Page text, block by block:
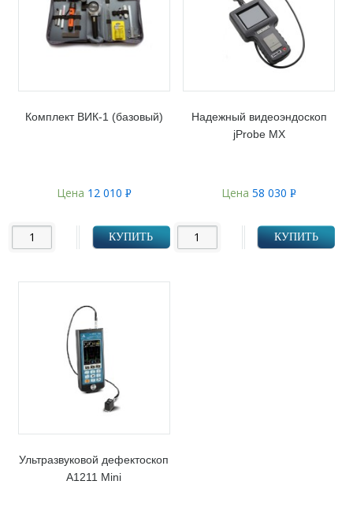
Комплект ВИК-1 (базовый)
Цена 12 010 Р
КУПИТЬ
Надежный видеоэндоскоп
jProbe MX
Цена58 030Р
КУПИТЬ
Ультразвуковой дефектоскоп
А1211 Mini